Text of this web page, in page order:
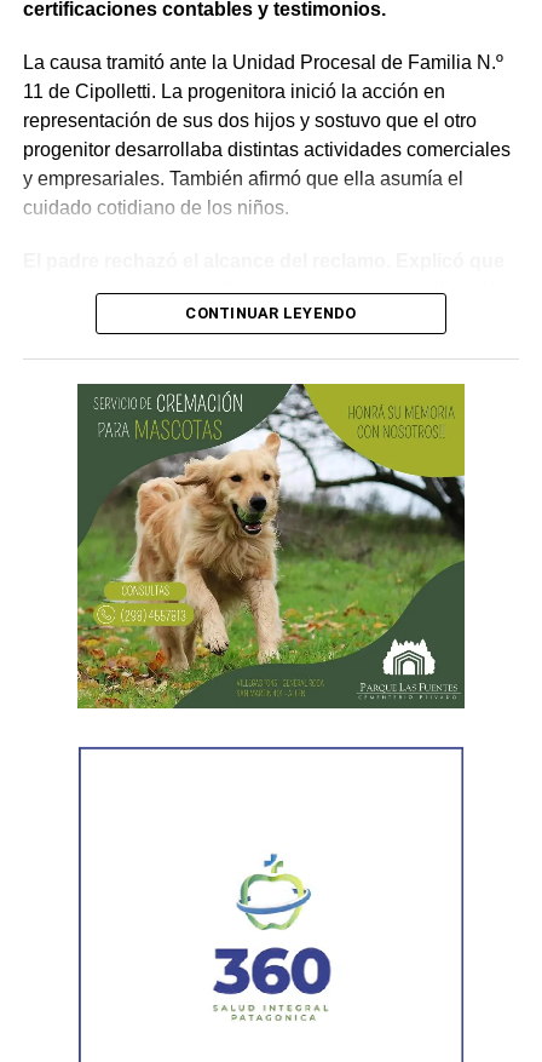
«En virtud de ello entiendo que se encuentran
configurados los recaudos previstos en el artículo 278,
para que opere el desistimiento del proceso por voluntad
de la parte», explicó. Además, se estableció que las
actuaciones permanezcan archivadas en formato digital,
conforme a la normativa vigente del Poder Judicial de Río
certificaciones contables y testimonios.
La causa tramitó ante la Unidad Procesal de Familia N.º
11 de Cipolletti. La progenitora inició la acción en
representación de sus dos hijos y sostuvo que el otro
progenitor desarrollaba distintas actividades comerciales
y empresariales. También afirmó que ella asumía el
cuidado cotidiano de los niños.
sus ingresos no eran fijos, presentó una certificación
contable y acompañó documentación bancaria.
La discusión quedó centrada en una pregunta: cuál
era su capacidad económica real.
El primer tramo de la respuesta apareció en los
informes tributarios. La Agencia de Recaudación
Tributaria de Río Negro informó que el progenitor
figuraba inscripto en actividades vinculadas con
servicios gastronómicos, asesoramiento y gestión
empresarial.También registró vehículos a su nombre.
Luego llegaron los datos de la Municipalidad de
habilitación comercial vigente para un establecimiento
La Agencia de Recaudación y Control Aduanero sumó
más piezas. Según la sentencia,
el progenitor aparecía
registrado como socio, gerente o administrador en
distintas firmas. A esa información se agregó un
CONTINUAR LEYENDO